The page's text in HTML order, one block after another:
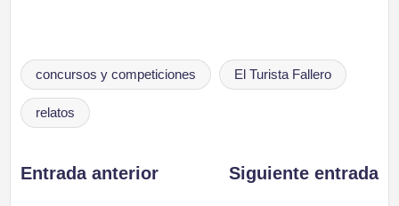
Etiquetas:
concursos y competiciones El Turista Fallero
relatos
Navegación
Entrada anterior Siguiente entrada